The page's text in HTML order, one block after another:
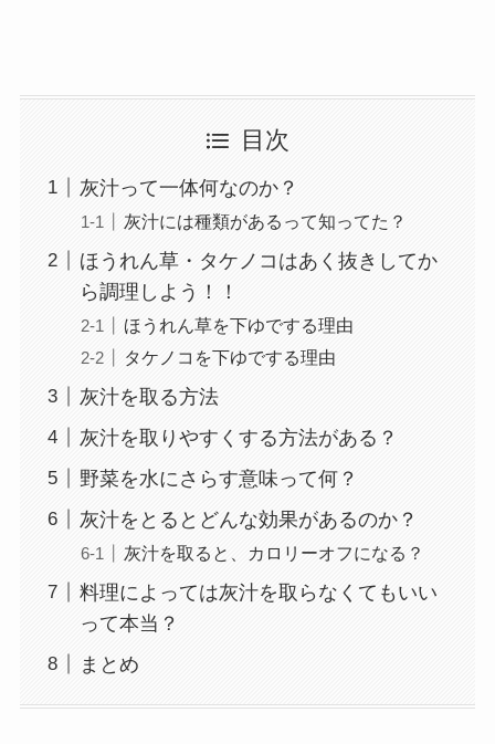
目次
灰汁って一体何なのか？
灰汁には種類があるって知ってた？
ほうれん草・タケノコはあく抜きしてか
ら調理しよう！！
ほうれん草を下ゆでする理由
タケノコを下ゆでする理由
灰汁を取る方法
灰汁を取りやすくする方法がある？
野菜を水にさらす意味って何？
灰汁をとるとどんな効果があるのか？
灰汁を取ると、カロリーオフになる？
料理によっては灰汁を取らなくてもいい
って本当？
まとめ